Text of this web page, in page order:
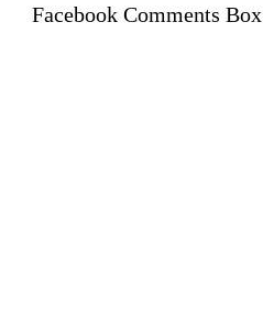
Facebook Comments Box